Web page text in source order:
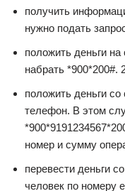
получить
нужно подать
положить деньги
набрать *900*200#.
положить деньги
телефон. В этом
номер и сумму
перевести деньги
человек по номеру